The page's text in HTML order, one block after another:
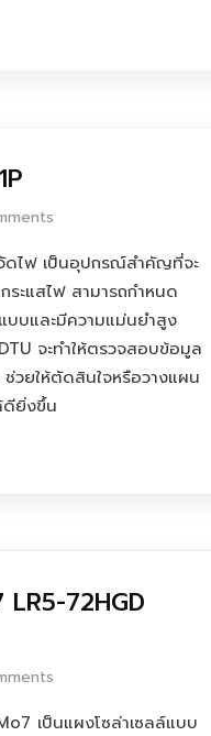
ดไฟ เป็นอุปกรณ์สำคัญที่จะ
ะแสไฟ สามารถกำหนด
บบและมีความแม่นยำสูง
จะทำให้ตรวจสอบข้อมูล
ช่วยให้ตัดสินใจหรือวางแผน
ดียิ่งขึ้น
72HGD
เป็นแผงโซล่าเซลล์แบบ